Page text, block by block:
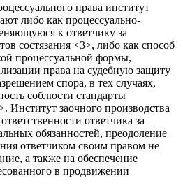
права институт
либо как процессуально-
к ответчику за
состязания <3>, либо как способ
процессуальной формы,
права на судебную защиту
спора, в тех случаях,
соблюсти стандарты
Институт заочного производства
ответчика за
обязанностей, преодоление
ответчиком своим правом не
а также на обеспечение
в продвижении